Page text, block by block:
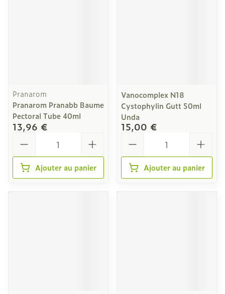
Pranarom
Pranarom Pranabb Baume
Pectoral Tube 40ml
13,96 €
Ajouter au panier
Vanocomplex N18
Cystophylin Gutt 50ml
Unda
15,00 €
Ajouter au panier